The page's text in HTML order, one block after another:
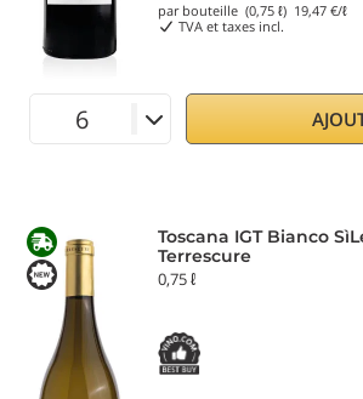
par bouteille (0,75 ℓ) 19,47 €/ℓ
TVA et taxes incl.
Toscana IGT Bianco
Terrescure
0,75 ℓ